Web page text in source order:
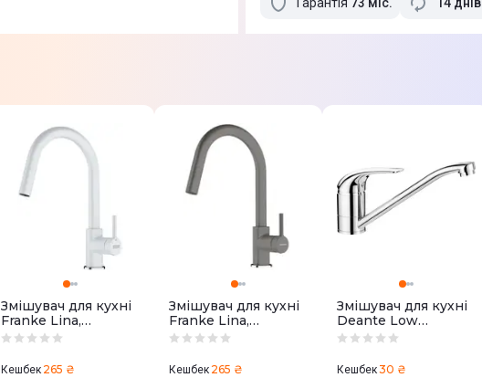
Змішувач для кухні
Franke Lina,
довж.виливу -
(115.0626.081)
Кешбек 265 ₴
Змішувач для кухні
Franke Lina,
довж.виливу -
(115.0626.057)
Кешбек 265 ₴
Змішувач для кухні
Deante Low
pressure,
214мм, поворотний,
хром (BEZ_060H)
Кешбек30 ₴